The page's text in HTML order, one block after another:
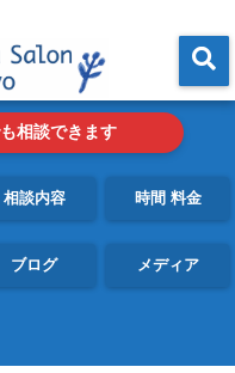
相談できます
相談内容 時間 料金
ブログ メディア